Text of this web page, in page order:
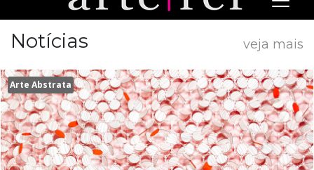
Notícias veja mais
Arte Abstrata